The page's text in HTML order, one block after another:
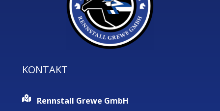
KONTAKT
Rennstall Grewe GmbH